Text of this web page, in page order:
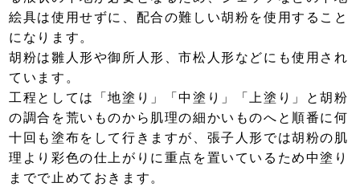
絵具は使用せずに、配合の難しい胡粉を使用すること
になります。
胡粉は雛人形や御所人形、市松人形などにも使用され
ています。
工程としては「地塗り」「中塗り」「上塗り」と胡粉
の調合を荒いものから肌理の細かいものへと順番に何
十回も塗布をして行きますが、張子人形では胡粉の肌
理より彩色の仕上がりに重点を置いているため中塗り
までで止めておきます。